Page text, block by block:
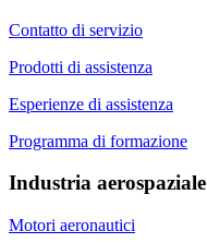
Contatto di servizio
Prodotti di assistenza
Esperienze di assistenza
Programma di formazione
Industria aerospaziale
Motori aeronautici